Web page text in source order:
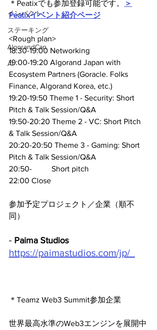
インパクト
ステーキング
AlgorandCan
AI
＊Peatixでも参加登録可能です。
＞
Peatixイベント紹介ページ
<Rough plan>
18:30-19:00 Networking
19:00-19:20 Algorand Japan with
Ecosystem Partners (Goracle. Folks
Finance, Algorand Korea, etc.)
19:20-19:50 Theme 1 - Security: Short
Pitch & Talk Session/Q&A
19:50-20:20 Theme 2 - VC: Short Pitch
& Talk Session/Q&A
20:20-20:50 Theme 3 - Gaming: Short
Pitch & Talk Session/Q&A
20:50-          Short pitch
22:00 Close
参加予定プロジェクト／企業（順不
同）
- Paima Studios
https://paimastudios.com/jp/
＊Teamz Web3 Summit参加企業
世界最高水準のWeb3エンジンを展開中